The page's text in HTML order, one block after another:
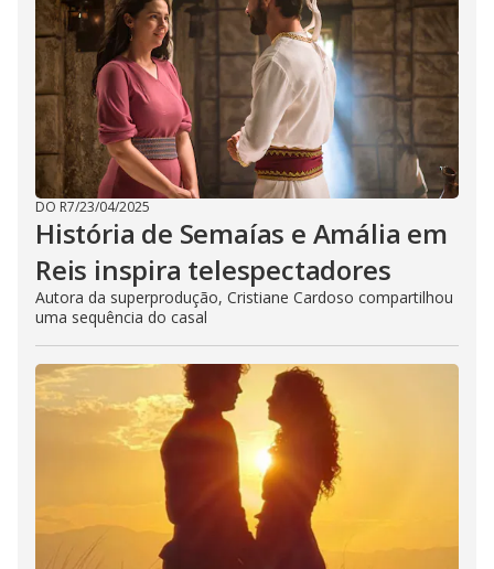
DO R7/23/04/2025
História de Semaías e Amália em
Reis inspira telespectadores
Autora da superprodução, Cristiane Cardoso compartilhou
uma sequência do casal